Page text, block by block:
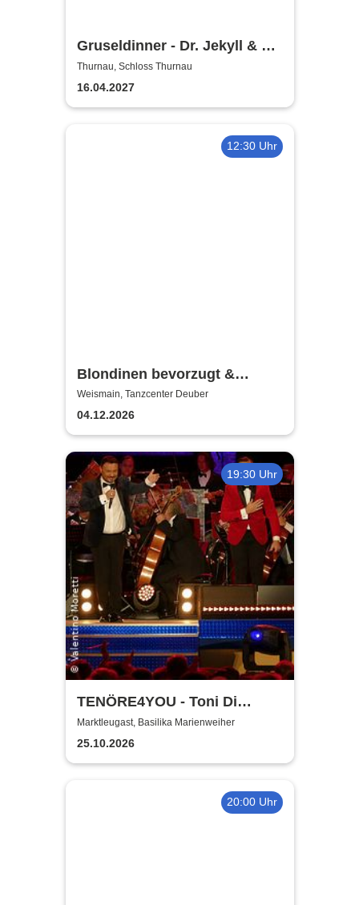
Gruseldinner - Dr. Jekyll & Mr.
Hyde
Thurnau, Schloss Thurnau
16.04.2027
12:30 Uhr
Blondinen bevorzugt &
Ronny Söllner | Weihnachten
damals und heute
Weismain, Tanzcenter Deuber
04.12.2026
19:30 Uhr
TENÖRE4YOU - Toni Di
Napoli & Pietro Pato
Marktleugast, Basilika Marienweiher
25.10.2026
20:00 Uhr